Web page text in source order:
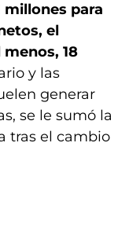
millones para
el
18
y las
generar
se le sumó la
tras el cambio